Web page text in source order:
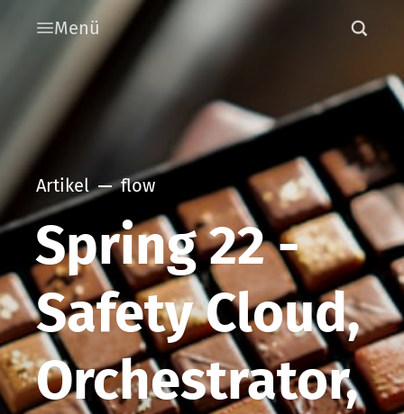
Menü
Artikel flow
Spring 22 -
Safety Cloud,
Orchestrator,